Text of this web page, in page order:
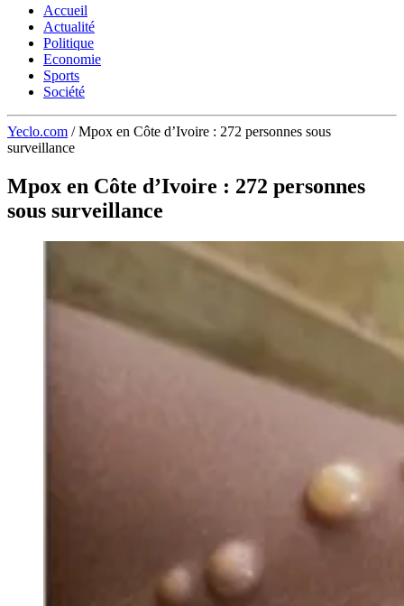
Accueil
Actualité
Politique
Economie
Sports
Société
Yeclo.com / Mpox en Côte d’Ivoire : 272 personnes sous
surveillance
Mpox en Côte d’Ivoire : 272 personnes
sous surveillance